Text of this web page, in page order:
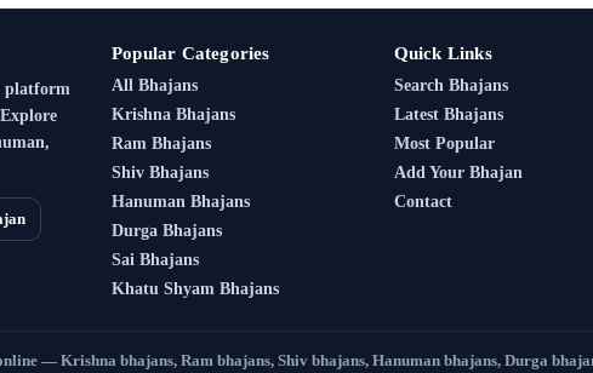
platform
Popular Categories
All Bhajans
Krishna Bhajans
Ram Bhajans
Shiv Bhajans
Hanuman Bhajans
Durga Bhajans
Sai Bhajans
Khatu Shyam Bhajans
Quick Links
Search Bhajans
Latest Bhajans
Most Popular
Add Your Bhajan
Contact
— Krishna bhajans, Ram bhajans, Shiv bhajans, Hanuman bhajans, Durga